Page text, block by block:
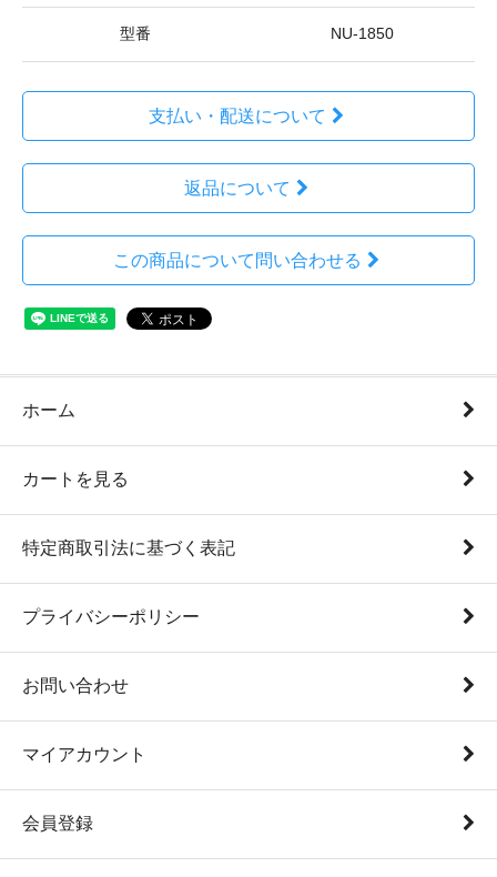
型番 NU-1850
支払い・配送について
返品について
この商品について問い合わせる
ホーム
カートを見る
特定商取引法に基づく表記
プライバシーポリシー
お問い合わせ
マイアカウント
会員登録